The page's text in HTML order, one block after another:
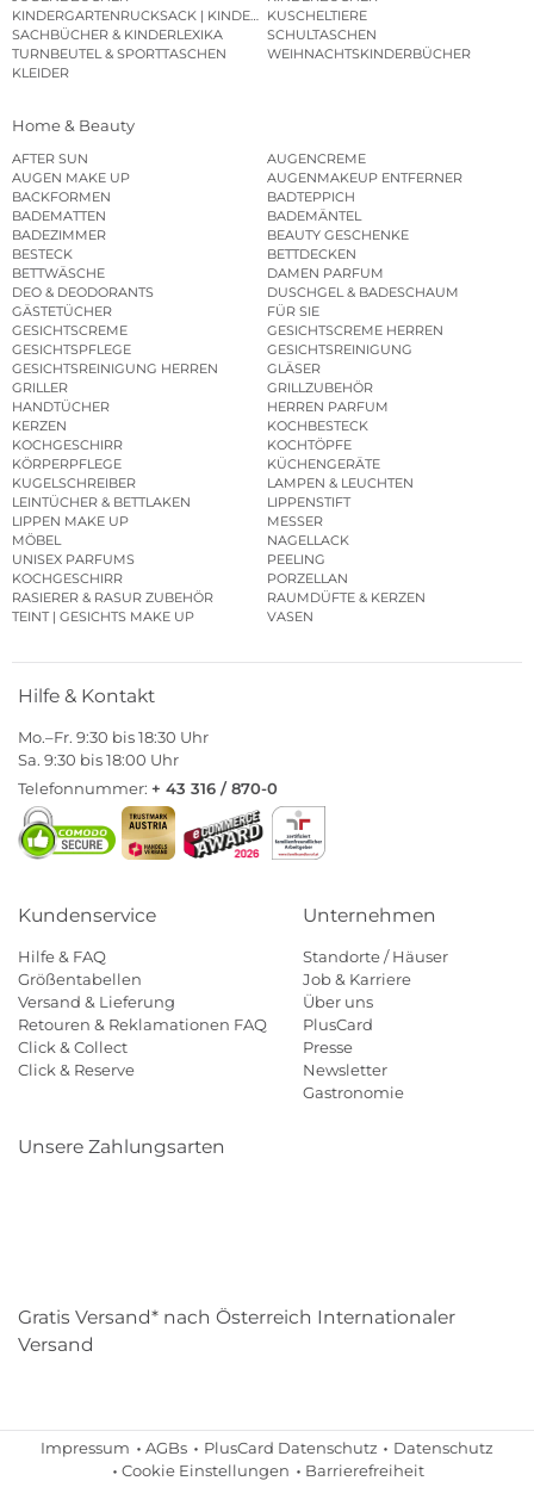
KINDERGARTENRUCKSACK | KINDERGARTENBEUTEL
KUSCHELTIERE
SACHBÜCHER & KINDERLEXIKA
SCHULTASCHEN
TURNBEUTEL & SPORTTASCHEN
WEIHNACHTSKINDERBÜCHER
KLEIDER
Home & Beauty
AFTER SUN
AUGENCREME
AUGEN MAKE UP
AUGENMAKEUP ENTFERNER
BACKFORMEN
BADTEPPICH
BADEMATTEN
BADEMÄNTEL
BADEZIMMER
BEAUTY GESCHENKE
BESTECK
BETTDECKEN
BETTWÄSCHE
DAMEN PARFUM
DEO & DEODORANTS
DUSCHGEL & BADESCHAUM
GÄSTETÜCHER
FÜR SIE
GESICHTSCREME
GESICHTSCREME HERREN
GESICHTSPFLEGE
GESICHTSREINIGUNG
GESICHTSREINIGUNG HERREN
GLÄSER
GRILLER
GRILLZUBEHÖR
HANDTÜCHER
HERREN PARFUM
KERZEN
KOCHBESTECK
KOCHGESCHIRR
KOCHTÖPFE
KÖRPERPFLEGE
KÜCHENGERÄTE
KUGELSCHREIBER
LAMPEN & LEUCHTEN
LEINTÜCHER & BETTLAKEN
LIPPENSTIFT
LIPPEN MAKE UP
MESSER
MÖBEL
NAGELLACK
UNISEX PARFUMS
PEELING
KOCHGESCHIRR
PORZELLAN
RASIERER & RASUR ZUBEHÖR
RAUMDÜFTE & KERZEN
TEINT | GESICHTS MAKE UP
VASEN
Hilfe & Kontakt
Mo.–Fr. 9:30 bis 18:30 Uhr
Sa. 9:30 bis 18:00 Uhr
Telefonnummer: + 43 316 / 870-0
Kundenservice
Hilfe & FAQ
Größentabellen
Versand & Lieferung
Retouren & Reklamationen FAQ
Click & Collect
Click & Reserve
Unternehmen
Standorte / Häuser
Job & Karriere
Über uns
PlusCard
Presse
Newsletter
Gastronomie
Unsere Zahlungsarten
Gratis Versand* nach Österreich Internationaler
Versand
Impressum AGBs PlusCard Datenschutz
Datenschutz
Cookie Einstellungen
Barrierefreiheit